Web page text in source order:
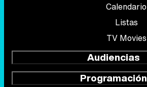
Calendario
Listas
TV Movies
Audiencias
Programación